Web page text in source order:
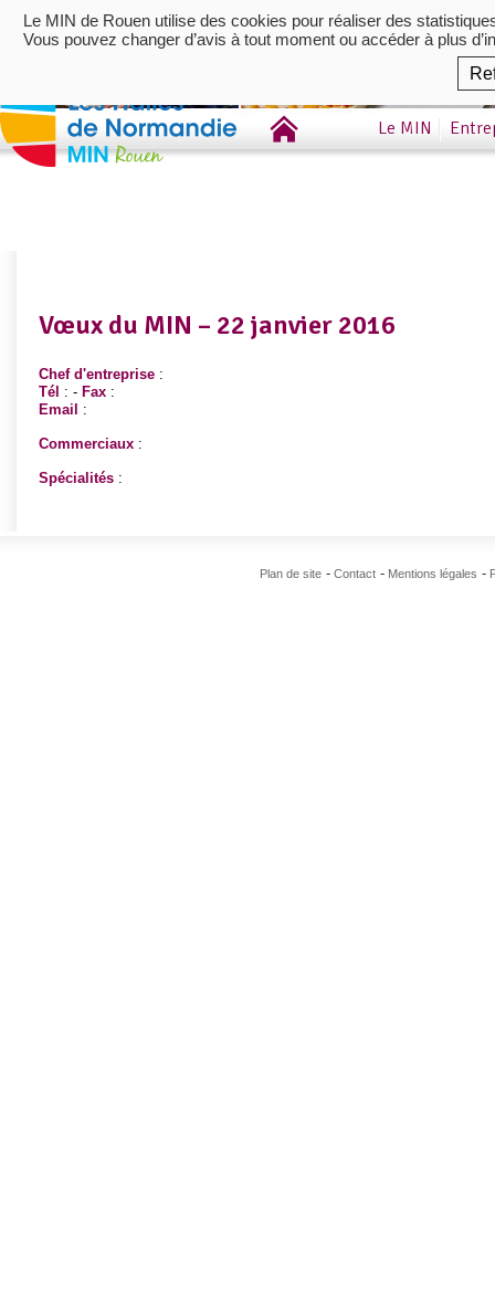
Le MIN
Vœux du MIN – 22 janvier 2016
Chef d'entreprise :
Tél : - Fax :
Email
:
Commerciaux :
Spécialités :
Plan de site Contact Mentions légales
Le MIN de Rouen utilise des cookies pour réaliser des
Vous pouvez changer d’avis à tout moment ou accéder à plus